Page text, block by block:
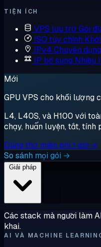
TIỆN ÍCH
VPS lưu trữGói
ISO tùy chỉnh
IPv4 Chuyên dụng
IP bổ sung Nhiều
Mới
GPU VPS cho khối lượng
L4, L40S, và H100 với
chạy, huấn luyện, tắt, tính
Dùng thử miễn phí 1 giờ →
So sánh mọi gói →
Các stack mà người làm
khai.
AI VÀ MACHINE